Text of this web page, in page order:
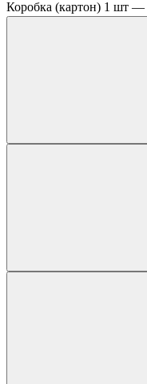
Коробка (картон) 1 шт —